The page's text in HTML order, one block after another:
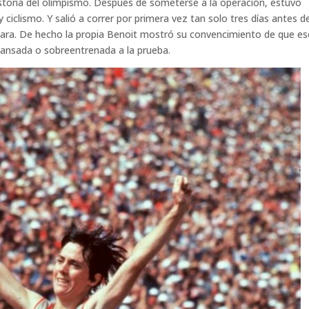
Y salió a correr por primera vez tan solo tres días antes
De hecho la propia Benoit mostró su convencimiento de que
o sobreentrenada a la prueba.